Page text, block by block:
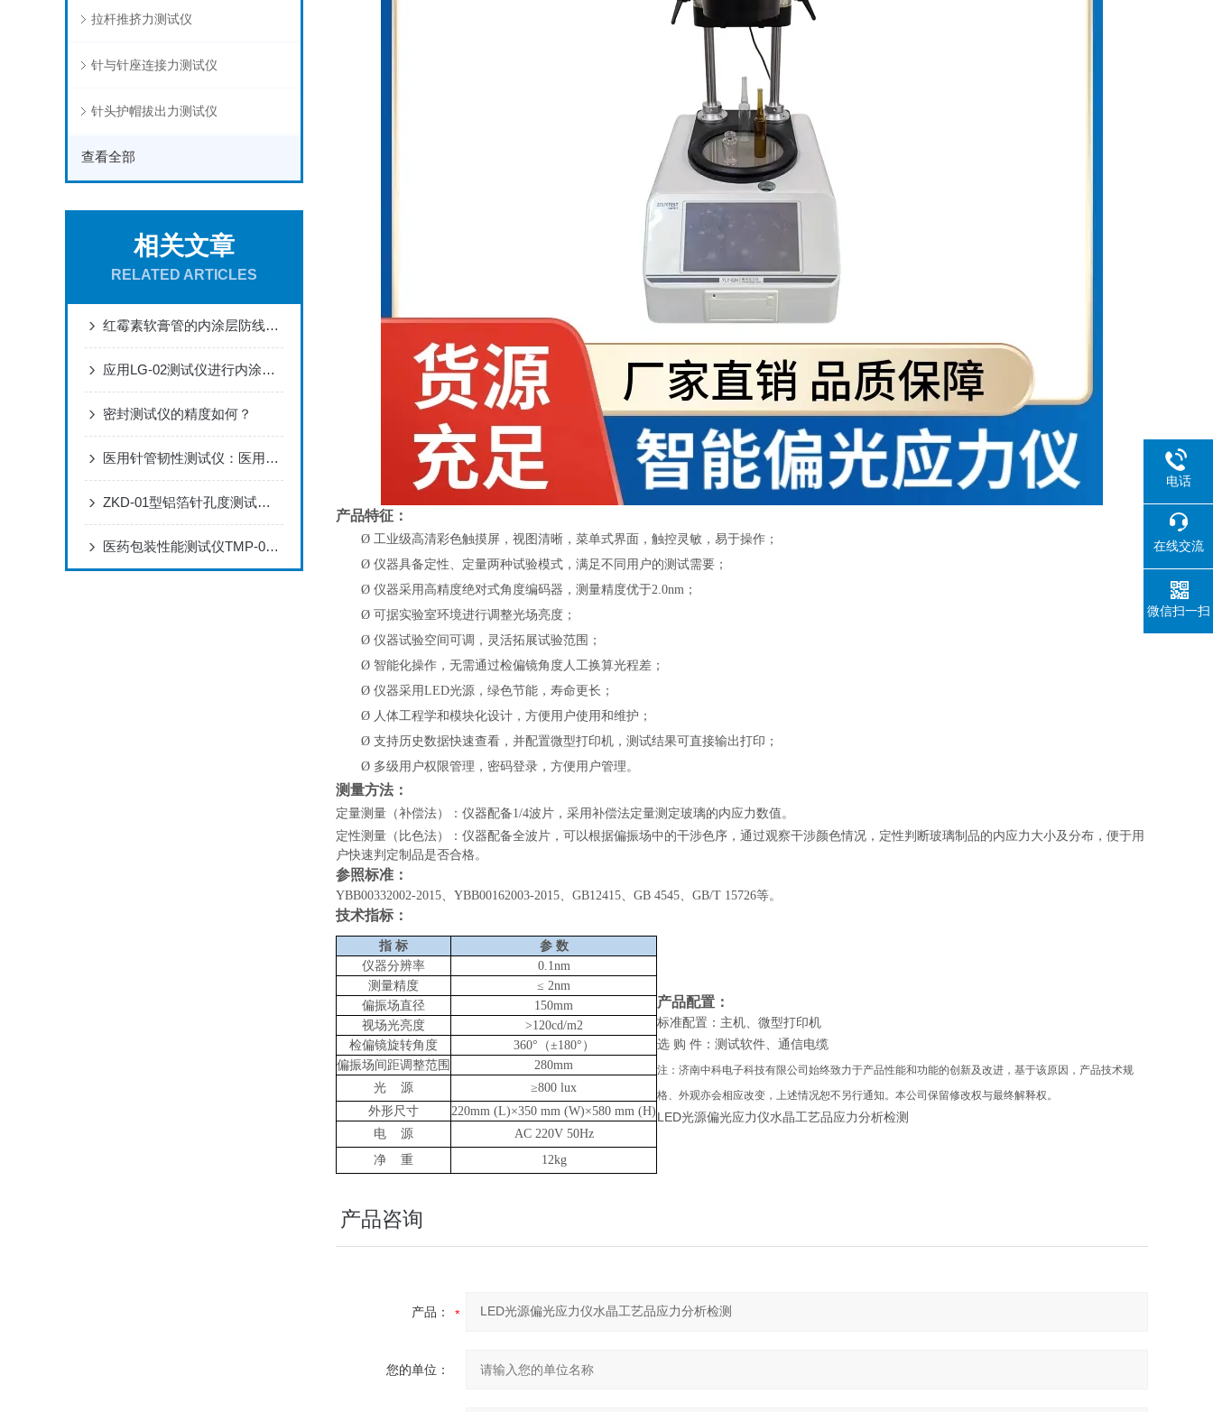
拉杆推挤力测试仪
针与针座连接力测试仪
针头护帽拔出力测试仪
查看全部
相关文章
RELATED ARTICLES
红霉素软膏管的内涂层防线：LG-02测试仪如何破解普药包装的“隐蔽风险”
应用LG-02测试仪进行内涂层完整性评估与数据分析方案
密封测试仪的精度如何？
医用针管韧性测试仪：医用不锈钢针管韧性性能标准化检测设备
ZKD-01型铝箔针孔度测试仪在药品包装质量控制中的应用
医药包装性能测试仪TMP-02的技术实现与应用
产品特征：
Ø 工业级高清彩色触摸屏，视图清晰，菜单式界面，触控灵敏，易于操作；
Ø 仪器具备定性、定量两种试验模式，满足不同用户的测试需要；
Ø 仪器采用高精度绝对式角度编码器，测量精度优于2.0nm；
Ø 可据实验室环境进行调整光场亮度；
Ø 仪器试验空间可调，灵活拓展试验范围；
Ø 智能化操作，无需通过检偏镜角度人工换算光程差；
Ø 仪器采用LED光源，绿色节能，寿命更长；
Ø 人体工程学和模块化设计，方便用户使用和维护；
Ø 支持历史数据快速查看，并配置微型打印机，测试结果可直接输出打印；
Ø 多级用户权限管理，密码登录，方便用户管理。
测量方法：
定量测量（补偿法）：仪器配备1/4波片，采用补偿法定量测定玻璃的内应力数值。
定性测量（比色法）：仪器配备全波片，可以根据偏振场中的干涉色序，通过观察干涉颜色情况，定性判断玻璃制品的内应力大小及分布，便于用
户快速判定制品是否合格。
参照标准：
YBB00332002-2015、YBB00162003-2015、GB12415、GB 4545、 GB/T 15726等。
技术指标：
指 标 参 数
仪器分辨率
0.1nm
测量精度
≤ 2nm
偏振场直径
150mm
视场光亮度
>120cd/m2
检偏镜旋转角度
360°（±180°）
偏振场间距调整范围
280mm
光
源
≥800 lux
外形尺寸
220mm (L)×350 mm (W)×580 mm (H)
电
源
AC 220V 50Hz
净
重 12kg
产品配置：
标准配置：主机、微型打印机
选 购 件：测试软件、通信电缆
注： 济南中科电子科技有限公司 始终致力于产品性能和功能的创新及改进，基于该原因，产品技术规
格、外观亦会相应改变，上述情况恕不另行通知。本公司保留修改权与最终解释权。
LED光源偏光应力仪水晶工艺品应力分析检测
产品咨询
产品：
您的单位：
电话
在线交流
微信扫一扫